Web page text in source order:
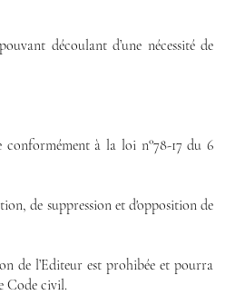
découlant d’une nécessité de
conformément à la loi n°78-17 du 6
de suppression et d'opposition de
de l’Editeur est prohibée et pourra
Code civil.